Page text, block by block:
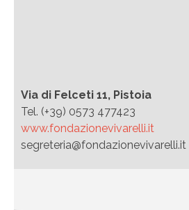
Via di Felceti 11, Pistoia
Tel. (+39) 0573 477423
www.fondazionevivarelli.it
segreteria@fondazionevivarelli.it